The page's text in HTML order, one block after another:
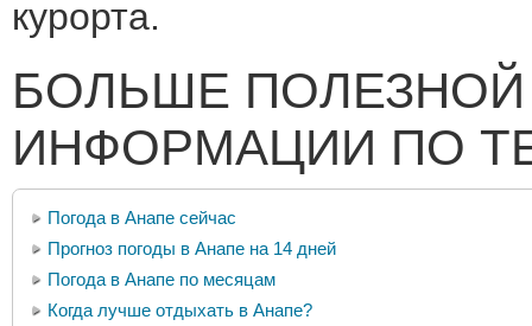
курорта.
БОЛЬШЕ ПОЛЕЗНОЙ
ИНФОРМАЦИИ ПО
Погода в Анапе сейчас
Прогноз погоды в Анапе на 14 дней
Погода в Анапе по месяцам
Когда лучше отдыхать в Анапе?